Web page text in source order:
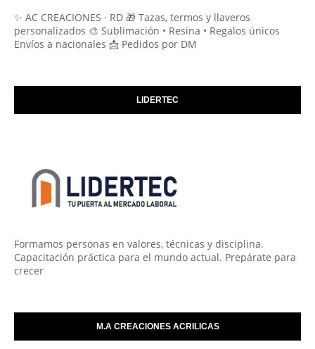
✨ AC CREACIONES · RD 🎁 Tazas, termos y llaveros
personalizados 🎨 Sublimación • Resina • Regalos únicos
Envíos a nacionales 📩 Pedidos por DM
LIDERTEC
Formamos personas en valores, técnicas y disciplina.
Capacitación práctica para el mundo actual. Prepárate para
crecer
M.A CREACIONES ACRILICAS